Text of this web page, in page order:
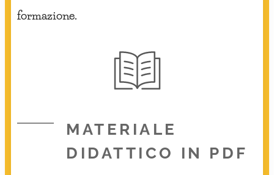
formazione.
MATERIALE
DIDATTICO IN PDF